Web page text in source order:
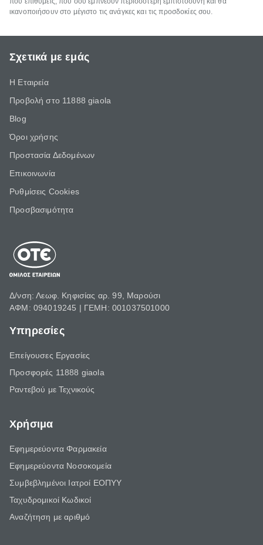
ικανοποιήσουν στο μέγιστο τις ανάγκες και τις προσδοκίες σου.
Σχετικά με εμάς
Η Εταιρεία
Προβολή στο 11888 giaola
Blog
Όροι χρήσης
Προστασία Δεδομένων
Επικοινωνία
Ρυθμίσεις Cookies
Προσβασιμότητα
Δ/νση: Λεωφ. Κηφισίας αρ. 99, Μαρούσι
ΑΦΜ: 094019245 | ΓΕΜΗ: 001037501000
Υπηρεσίες
Επείγουσες Εργασίες
Προσφορές 11888 giaola
Ραντεβού με Τεχνικούς
Χρήσιμα
Εφημερεύοντα Φαρμακεία
Εφημερεύοντα Νοσοκομεία
Συμβεβλημένοι Ιατροί ΕΟΠΥΥ
Ταχυδρομικοί Κωδικοί
Αναζήτηση με αριθμό